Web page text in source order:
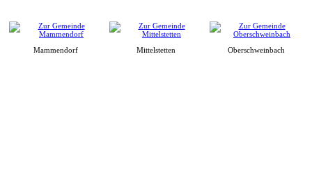
Mammendorf Mittelstetten Oberschweinbach